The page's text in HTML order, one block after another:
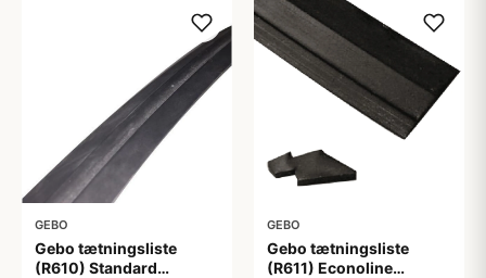
GEBO
Gebo tætningsliste
(R610) Standard
GEBO
Gebo tætningsliste
(R611) Econoline